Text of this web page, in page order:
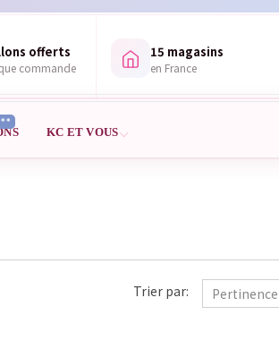
offerts
commande
15 magasins
en France
KC ET VOUS
Trier par: Pertinence